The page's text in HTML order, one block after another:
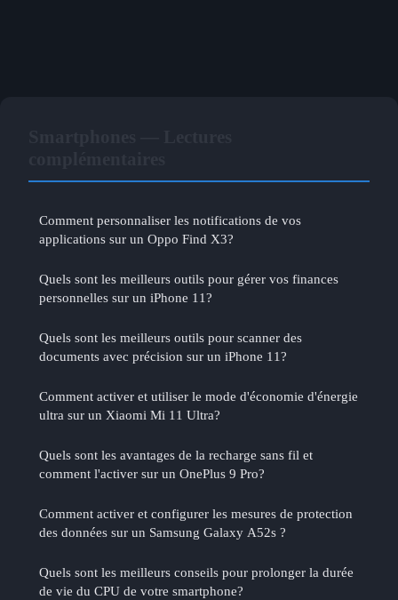
Comment personnaliser les notifications de vos
applications sur un Oppo Find X3?
Quels sont les meilleurs outils pour gérer vos finances
personnelles sur un iPhone 11?
Quels sont les meilleurs outils pour scanner des
documents avec précision sur un iPhone 11?
Comment activer et utiliser le mode d'économie d'énergie
ultra sur un Xiaomi Mi 11 Ultra?
Quels sont les avantages de la recharge sans fil et
comment l'activer sur un OnePlus 9 Pro?
Comment activer et configurer les mesures de protection
des données sur un Samsung Galaxy A52s ?
Quels sont les meilleurs conseils pour prolonger la durée
de vie du CPU de votre smartphone?